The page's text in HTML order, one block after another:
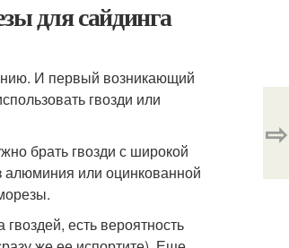
для сайдинга
И первый возникающий
гвозди или
брать гвозди с широкой
или оцинкованной
есть вероятность
⇨